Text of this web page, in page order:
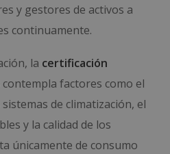
y gestores de activos a
continuamente.
la certificación
contempla factores como el
de climatización, el
y la calidad de los
únicamente de consumo